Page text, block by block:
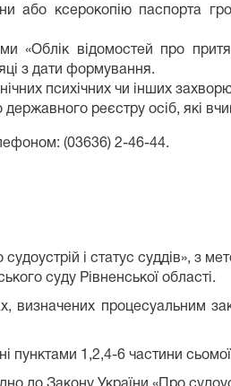
або ксерокопію паспорта
«Облік відомостей про
з дати формування.
психічних чи інших
реєстру осіб, які
(03636) 2-46-44.
і статус суддів»,
суду Рівненської області.
процесуальним
1,2,4-6 частини сьомої